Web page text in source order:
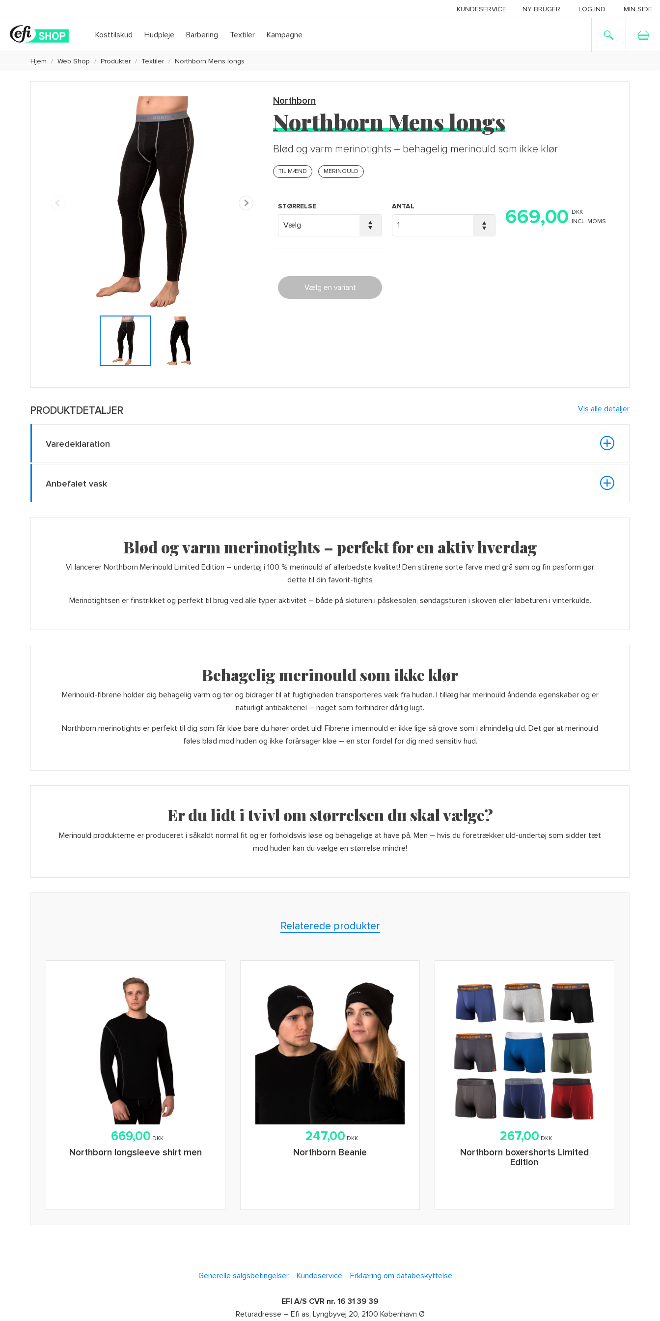
KUNDESERVICE NY BRUGER LOG IND MIN SIDE
Kosttilskud Hudpleje Barbering Textiler Kampagne
Hjem Web Shop Produkter Textiler Northborn Mens longs
Northborn
Northborn Mens longs
Blød og varm merinotights – behagelig merinould som ikke klør
TIL MÆND MERINOULD
STØRRELSE ANTAL 669,00 DKK
INCL. MOMS
Vælg en variant
PRODUKTDETALJER Vis alle detaljer
Varedeklaration
Anbefalet vask
Blød og varm merinotights – perfekt for en aktiv hverdag
Vi lancerer Northborn Merinould Limited Edition – undertøj i 100 % merinould af allerbedste kvalitet! Den stilrene sorte farve med grå søm og fin pasform gør
dette til din favorit-tights
Merinotightsen er finstrikket og perfekt til brug ved alle typer aktivitet – både på skituren i påskesolen, søndagsturen i skoven eller løbeturen i vinterkulde.
Behagelig merinould som ikke klør
Merinould-fibrene holder dig behagelig varm og tør og bidrager til at fugtigheden transporteres væk fra huden. I tillæg har merinould åndende egenskaber og er
naturligt antibakteriel – noget som forhindrer dårlig lugt.
Northborn merinotights er perfekt til dig som får kløe bare du hører ordet uld! Fibrene i merinould er ikke lige så grove som i almindelig uld. Det gør at merinould
føles blød mod huden og ikke forårsager kløe – en stor fordel for dig med sensitiv hud.
Er du lidt i tvivl om størrelsen du skal vælge?
Merinould produkterne er produceret i såkaldt normal fit og er forholdsvis løse og behagelige at have på. Men – hvis du foretrækker uld-undertøj som sidder tæt
mod huden kan du vælge en størrelse mindre!
Relaterede produkter
669,00 DKK
Northborn longsleeve shirt men
247,00 DKK
Northborn Beanie
267,00 DKK
Northborn boxershorts Limited
Edition
Generelle salgsbetingelser Kundeservice Erklæring om databeskyttelse
EFI A/S CVR nr. 16 31 39 39
Returadresse – Efi as, Lyngbyvej 20, 2100 København Ø